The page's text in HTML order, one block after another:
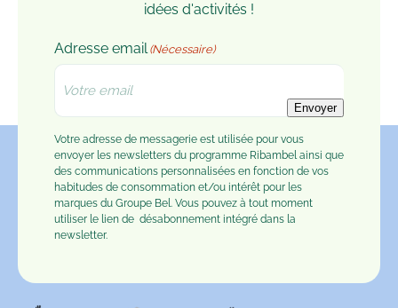
idées d'activités !
Adresse email (Nécessaire)
Envoyer
Votre adresse de messagerie est utilisée pour vous
envoyer les newsletters du programme Ribambel ainsi que
des communications personnalisées en fonction de vos
habitudes de consommation et/ou intérêt pour les
marques du Groupe Bel. Vous pouvez à tout moment
utiliser le lien de désabonnement intégré dans la
newsletter.